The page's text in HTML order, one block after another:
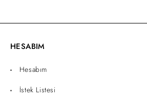
HESABIM
Hesabım
İstek Listesi